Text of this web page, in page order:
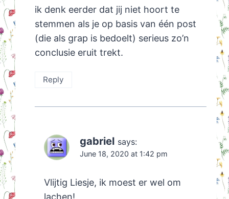
ik denk eerder dat jij niet hoort te
stemmen als je op basis van één post
(die als grap is bedoelt) serieus zo’n
conclusie eruit trekt.
Reply
gabriel says:
June 18, 2020 at 1:42 pm
Vlijtig Liesje, ik moest er wel om
lachen!